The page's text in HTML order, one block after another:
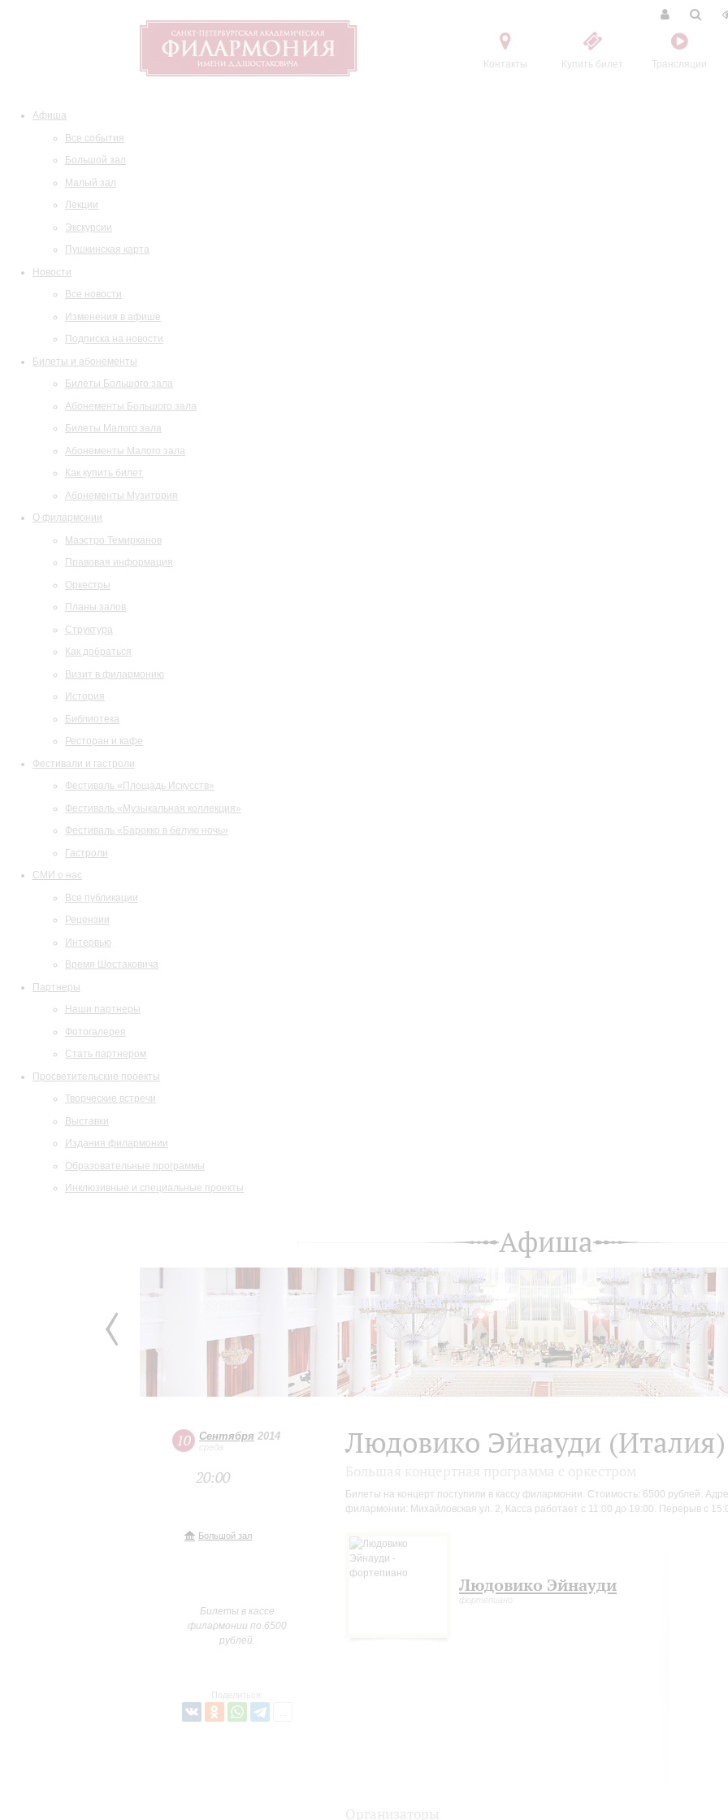
Контакты Купить билет Трансляции
Афиша
Все события
Большой зал
Малый зал
Лекции
Экскурсии
Пушкинская карта
Новости
Все новости
Изменения в афише
Подписка на новости
Билеты и абонементы
Билеты Большого зала
Абонементы Большого зала
Билеты Малого зала
Абонементы Малого зала
Как купить билет
Абонементы Музитория
О филармонии
Маэстро Темирканов
Правовая информация
Оркестры
Планы залов
Структура
Как добраться
Визит в филармонию
История
Библиотека
Ресторан и кафе
Фестивали и гастроли
Фестиваль «Площадь Искусств»
Фестиваль «Музыкальная коллекция»
Фестиваль «Барокко в белую ночь»
Гастроли
СМИ о нас
Все публикации
Рецензии
Интервью
Время Шостаковича
Партнеры
Наши партнеры
Фотогалерея
Стать партнером
Просветительские проекты
Творческие встречи
Выставки
Издания филармонии
Образовательные программы
Инклюзивные и специальные проекты
Афиша
10 Сентября 2014
среда
20:00
Большой зал
Билеты в кассе
филармонии по 6500
рублей.
Поделиться:
Людовико Эйнауди (Италия)
Билеты на концерт поступили в кассу филармонии. Стоимость: 6500 рублей.
филармонии: Михайловская ул. 2, Касса работает с 11:00 до 19:00. Перерыв с
Людовико Эйнауди
фортепиано